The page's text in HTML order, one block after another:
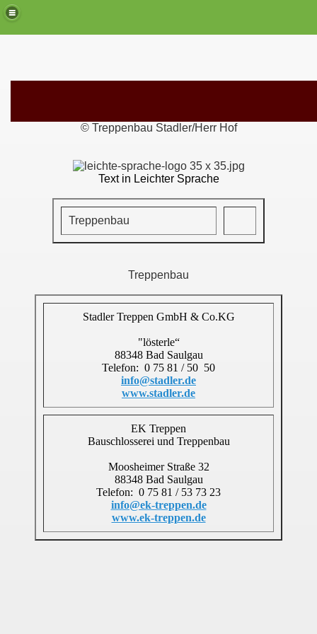
© Treppenbau Stadler/Herr Hof
Text in Leichter Sprache
Treppenbau
Treppenbau
Stadler Treppen GmbH & Co.KG
"lösterle“
88348 Bad Saulgau
Telefon: 0 75 81 / 50 50
info@stadler.de
www.stadler.de
EK Treppen
Bauschlosserei und Treppenbau
Moosheimer Straße 32
88348 Bad Saulgau
Telefon: 0 75 81 / 53 73 23
info@ek-treppen.de
www.ek-treppen.de